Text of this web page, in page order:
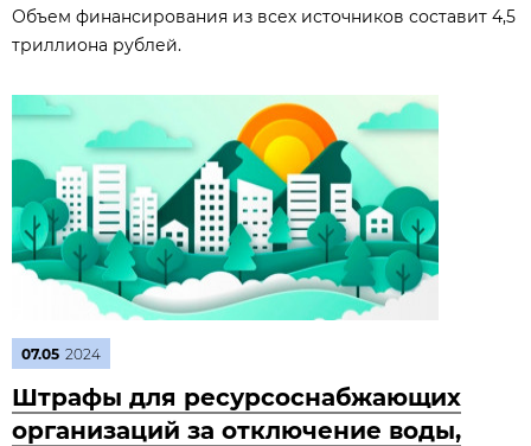
Объем финансирования из всех источников составит 4,5
триллиона рублей.
07.05 2024
Штрафы для ресурсоснабжающих
организаций за отключение воды,